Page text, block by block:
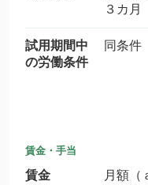
３カ月
試用期間中
の労働条件
同条件
賃金・手当
賃金 月額（